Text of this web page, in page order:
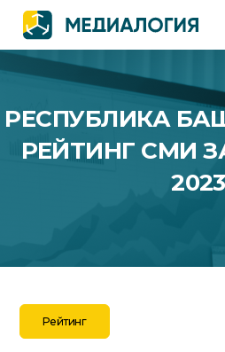
РЕСПУБЛИКА
РЕЙТИНГ СМИ
2023
Рейтинг